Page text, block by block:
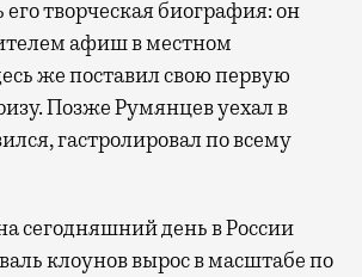
его творческая биография: он
афиш в местном
же поставил свою первую
Позже Румянцев уехал в
гастролировал по всему
сегодняшний день в России
клоунов вырос в масштабе по